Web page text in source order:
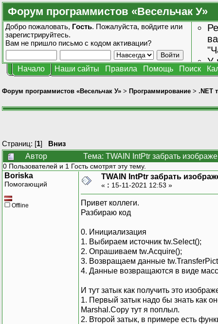
Форум программистов «Весельчак У»
Добро пожаловать, Гость. Пожалуйста, войдите или
зарегистрируйтесь.
Вам не пришло письмо с кодом активации?
У
Начало Наши сайты Правила Помощь Поиск
Форум программистов «Весельчак У» > Программирование > .NET
Страниц: [1] Вниз
Автор
Тема: TWAIN IntPtr забрать
0 Пользователей и 1 Гость смотрят эту тему.
Boriska
Помогающий
Offline
TWAIN IntPtr забрать
« : 15-11-2021 12:53 »
Привет коллеги.
Разбираю код
0. Инициализация
1. Выбираем источник tw.Select();
2. Опрашиваем tw.Acquire();
3. Возвращаем данные
4. Данные возвращаются в виде
И тут затык как получить это
1. Первый затык надо бы знать как
Marshal.Copy тут я поплыл.
2. Второй затык, в примере есть